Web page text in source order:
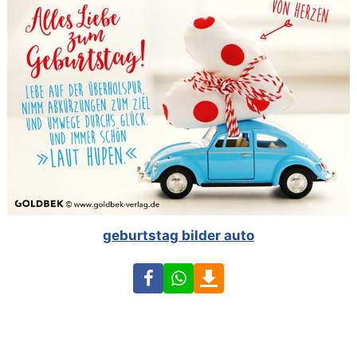
geburtstag bilder auto
FacebookWhatsApp